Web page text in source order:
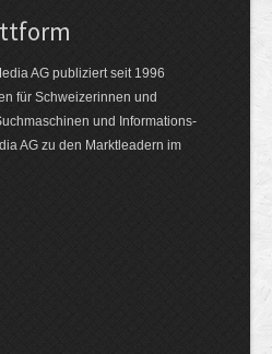
AG publiziert seit 1996
für Schweizerinnen und
und Informations­
AG zu den Markt­leadern im